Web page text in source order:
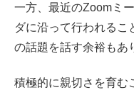
一方、最近のZoomミ
ダに沿って行われるこ
の話題を話す余裕もあ
積極的に親切さを育む